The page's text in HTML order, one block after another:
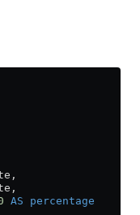
AS percentage